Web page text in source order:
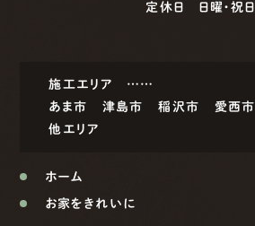
定休日 日曜・祝日
施工エリア ……
あま市
津島市 稲沢市 愛西市
他エリア
ホーム
お家をきれいに